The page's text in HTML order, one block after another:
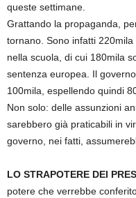
queste settimane.
Grattando la propaganda,
tornano. Sono infatti
nella scuola, di cui 180mila
sentenza europea. Il
100mila, espellendo quindi
Non solo: delle assunzioni
sarebbero già praticabili in
governo, nei fatti,
LO STRAPOTERE DEI
potere che verrebbe